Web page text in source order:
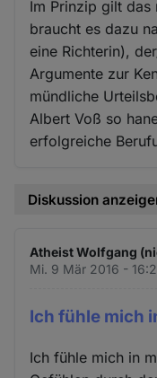
Im Prinzip gilt das
braucht es dazu
eine Richterin),
Argumente zur
mündliche
Albert Voß so
erfolgreiche
Diskussion
Atheist Wolfgang
Mi. 9 Mär 2016 -
Ich fühle mich
Ich fühle mich in